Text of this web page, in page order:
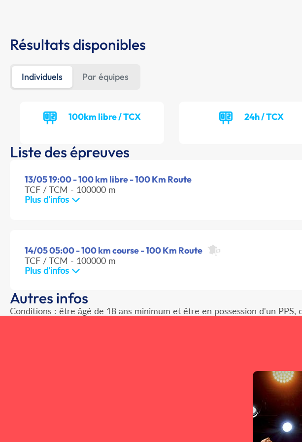
Résultats disponibles
Individuels Par équipes
100km libre / TCX 24h / TCX
Liste des épreuves
13/05 19:00 - 100 km libre - 100 Km Route
TCF / TCM - 100000 m
Plus d'infos
14/05 05:00 - 100 km course - 100 Km Route
TCF / TCM - 100000 m
Plus d'infos
Autres infos
Conditions : être âgé de 18 ans minimum et être en possession d'un